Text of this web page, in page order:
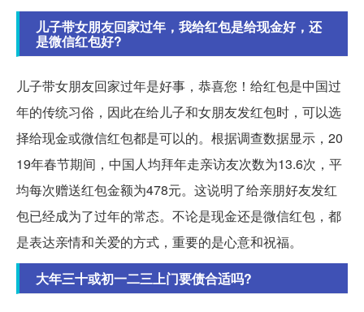
儿子带女朋友回家过年，我给红包是给现金好，还
是微信红包好?
儿子带女朋友回家过年是好事，恭喜您！给红包是中国过
年的传统习俗，因此在给儿子和女朋友发红包时，可以选
择给现金或微信红包都是可以的。根据调查数据显示，20
19年春节期间，中国人均拜年走亲访友次数为13.6次，平
均每次赠送红包金额为478元。这说明了给亲朋好友发红
包已经成为了过年的常态。不论是现金还是微信红包，都
是表达亲情和关爱的方式，重要的是心意和祝福。
大年三十或初一二三上门要债合适吗?